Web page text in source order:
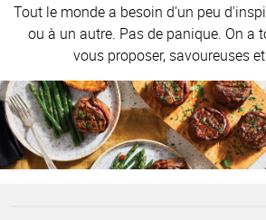
Tout le monde a besoin d'un peu
ou à un autre. Pas de panique. On a
vous proposer, savoureuses